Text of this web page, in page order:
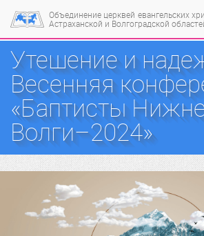
Объединение церквей евангельских
Астраханской и Волгоградской
Утешение и
Весенняя
«Баптисты
Волги–2024»